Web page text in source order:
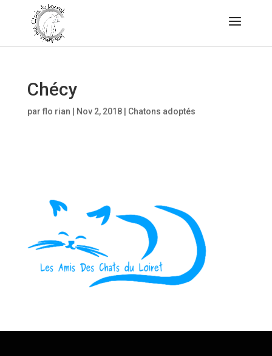
Chécy
par flo rian Nov 2, 2018| Chatons adoptés